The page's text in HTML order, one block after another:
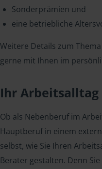
Sonderprämien und
eine betriebliche
Weitere Details zum
gerne mit Ihnen im
Ihr
Ob als Nebenberuf im
Hauptberuf in einem
selbst, wie Sie Ihren
Berater gestalten. Denn